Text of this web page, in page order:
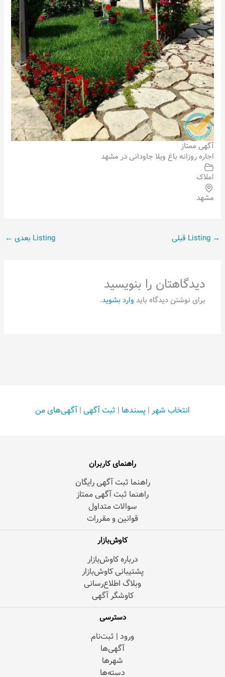
آگهی ممتاز
اجاره روزانه باغ ویلا جاودانی در مشهد
املاک
مشهد
→ Listing بعدی ←
دیدگاهتان را بنویسید
برای نوشتن دیدگاه باید وارد بشوید.
انتخاب شهر | پسندها | ثبت آگهی | آگهی‌های من
راهنمای کاربران
راهنما ثبت آگهی رایگان
راهنما ثبت آگهی ممتاز
سوالات متداول
قوانین و مقررات
کاوش‌بازار
درباره کاوش‌بازار
پشتیبانی کاوش‌بازار
وبلاگ اطلاع‌رسانی
کاوشگر آگهی
دسترسی
ورود | ثبت‌نام
آگهی‌ها
شهرها
دسته‌ها